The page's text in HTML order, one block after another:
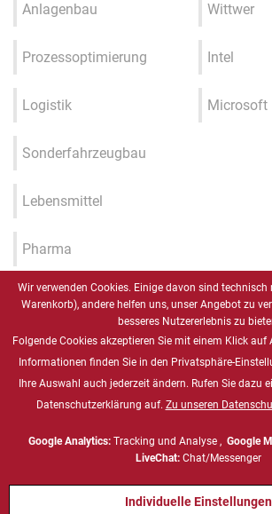
Anlagenbau
Prozessoptimierung
Logistik
Sonderfahrzeugbau
Lebensmittel
Pharma
Industrie 4.0 / IIOT / Smart
Gesundheitswesen
Marine
Energie & Chemie, ATEX
Wittwer
Intel
Microsoft
Wir verwenden Cookies. Einige davon sind technisch
Warenkorb), andere helfen uns, unser Angebot zu
besseres Nutzererlebnis zu
Folgende Cookies akzeptieren Sie mit einem Klick auf
Informationen finden Sie in den Privatsphäre-
Ihre Auswahl auch jederzeit ändern. Rufen Sie dazu
Datenschutzerklärung auf. Zu unseren
Google Analytics:Tracking und Analyse , Google
LiveChat: Chat/Messenger
Individuelle Einstellungen